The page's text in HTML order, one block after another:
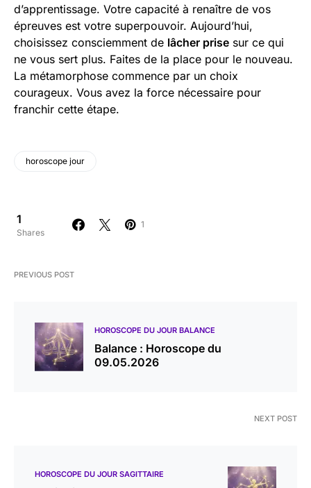
d’apprentissage. Votre capacité à renaître de vos
épreuves est votre superpouvoir. Aujourd’hui,
choisissez consciemment de lâcher prise sur ce qui
ne vous sert plus. Faites de la place pour le nouveau.
La métamorphose commence par un choix
courageux. Vous avez la force nécessaire pour
franchir cette étape.
horoscope jour
1
Shares
1
PREVIOUS POST
HOROSCOPE DU JOUR BALANCE
Balance : Horoscope du
09.05.2026
NEXT POST
HOROSCOPE DU JOUR SAGITTAIRE